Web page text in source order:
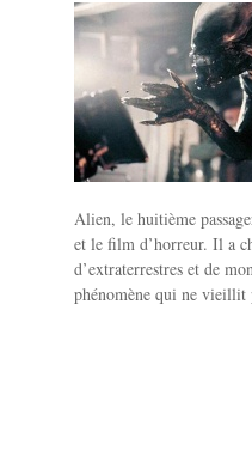
Alien, le huitième
et le film d’horreur. Il a
d’extraterrestres et de
phénomène qui ne vieillit